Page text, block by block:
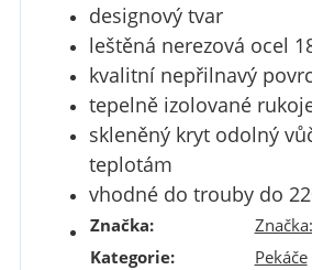
designový tvar
leštěná nerezová ocel
kvalitní nepřilnavý
tepelně izolované
skleněný kryt odolný
teplotám
vhodné do trouby do
Značka: Značka:
Kategorie:
Pekáče